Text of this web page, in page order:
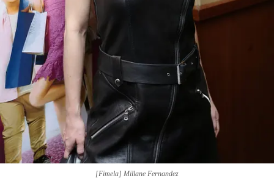
[Fimela] Millane Fernandez